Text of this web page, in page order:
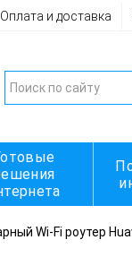
Оплата и доставка
Wi-Fi роутер